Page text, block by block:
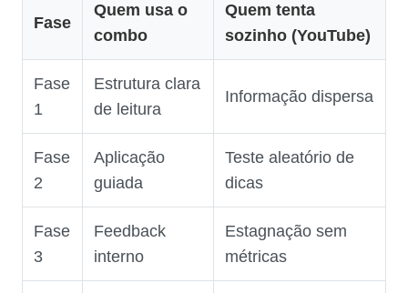
Fase
Quem usa o
combo
Quem tenta
sozinho (YouTube)
Fase
1
Estrutura clara
de leitura
Informação dispersa
Fase
2
Aplicação
guiada
Teste aleatório de
dicas
Fase
3
Feedback
interno
Estagnação sem
métricas